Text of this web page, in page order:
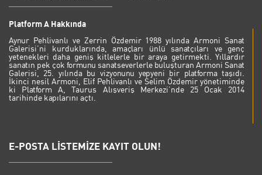
Platform A Hakkında
Aynur Pehlivanlı ve Zerrin Özdemir 1988 yılında Armoni Sanat
Galerisi’ni kurduklarında, amaçları ünlü sanatçıları ve genç
yetenekleri daha geniş kitlelerle bir araya getirmekti. Yıllardır
sanatın pek çok formunu sanatseverlerle buluşturan Armoni Sanat
Galerisi, 25. yılında bu vizyonunu yepyeni bir platforma taşıdı.
İkinci nesil Armoni, Elif Pehlivanlı ve Selim Özdemir yönetiminde
ki Platform A, Taurus Alışveriş Merkezi’nde 25 Ocak 2014
tarihinde kapılarını açtı.
E-POSTA LİSTEMİZE KAYIT OLUN!